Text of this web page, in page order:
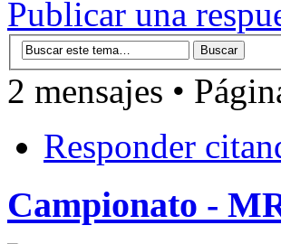
Publicar una
2 mensajes •
Responder
Campionato -